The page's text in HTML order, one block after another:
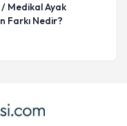
/ Medikal Ayak
Farkı Nedir?